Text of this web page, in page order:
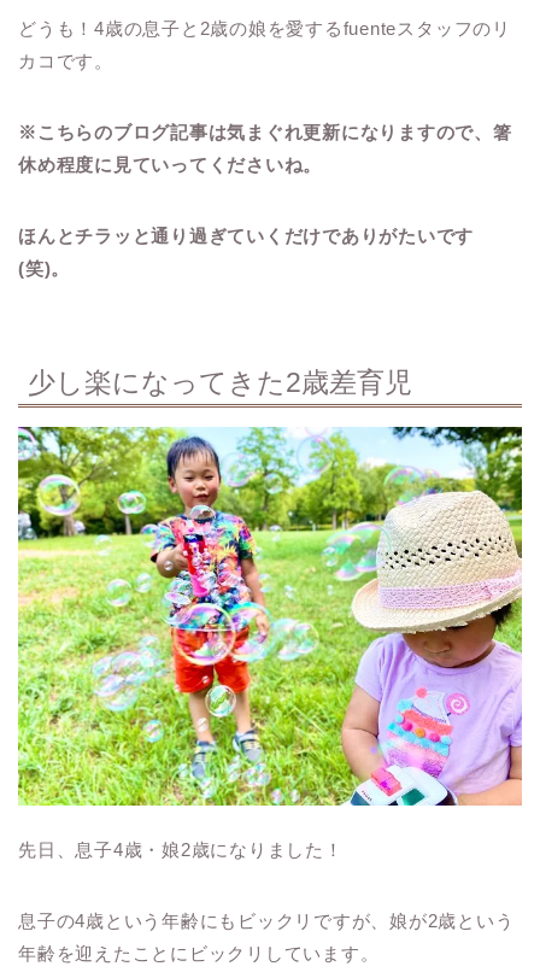
どうも！4歳の息子と2歳の娘を愛するfuenteスタッフのリ
カコです。
※こちらのブログ記事は気まぐれ更新になりますので、箸
休め程度に見ていってくださいね。
ほんとチラッと通り過ぎていくだけでありがたいです
(笑)。
少し楽になってきた2歳差育児
先日、息子4歳・娘2歳になりました！
息子の4歳という年齢にもビックリですが、娘が2歳という
年齢を迎えたことにビックリしています。